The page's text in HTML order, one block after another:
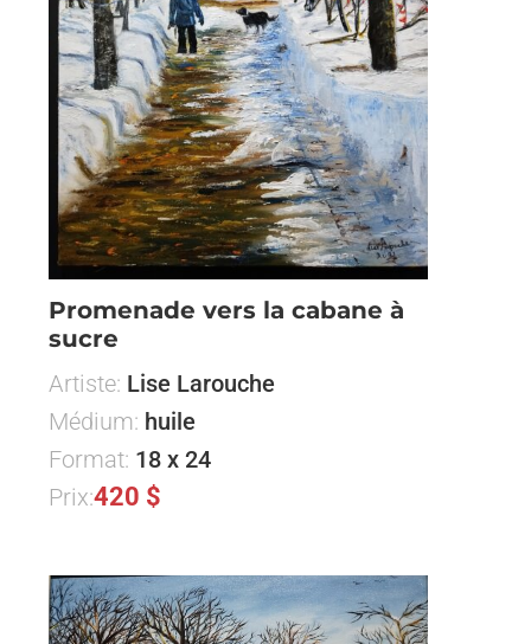
Promenade vers la cabane à
sucre
Artiste: Lise Larouche
Médium: huile
Format: 18 x 24
Prix:420 $